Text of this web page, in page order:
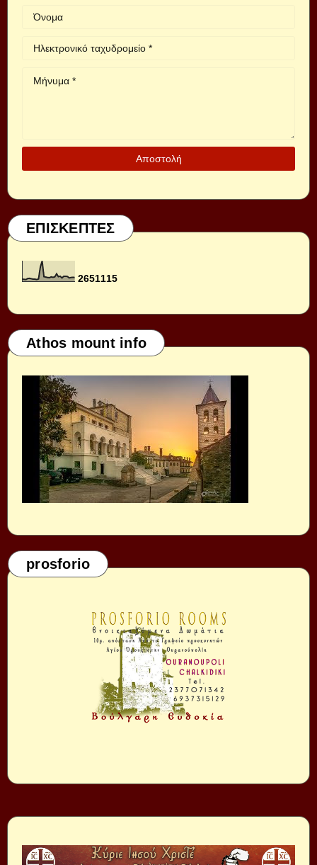
ΕΠΙΣΚΕΠΤΕΣ
2651115
Athos mount info
prosforio